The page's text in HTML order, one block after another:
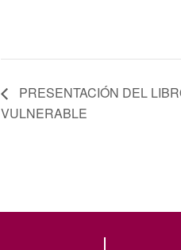
PRESENTACIÓN DEL
VULNERABLE